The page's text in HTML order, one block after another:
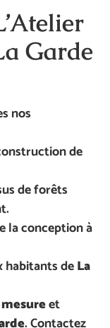
Garde
nos
de
de forêts
la conception à
habitants deLa
et
. Contactez